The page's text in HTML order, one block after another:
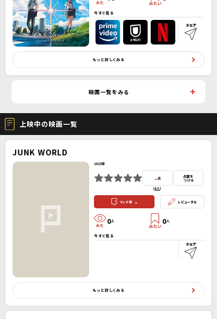
今すぐ見る
もっと詳しくみる
映画一覧をみる
上映中の映画一覧
JUNK WORLD
2025年
- 点
(0人）
点数を
つける
マッチ率 - レビューする
0人 0人
今すぐ見る
もっと詳しくみる